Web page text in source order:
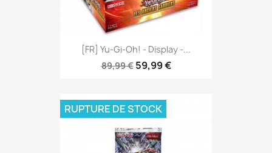
[FR] Yu-Gi-Oh! - Display -...
89,99 € 59,99 €
RUPTURE DE STOCK